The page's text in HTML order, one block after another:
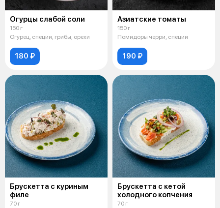
Огурцы слабой соли
150 г
Огурец, специи, грибы, орехи
180 ₽
Азиатские томаты
150 г
Помидоры черри, специи
190 ₽
Брускетта с куриным
филе
70 г
Брускетта с кетой
холодного копчения
70 г